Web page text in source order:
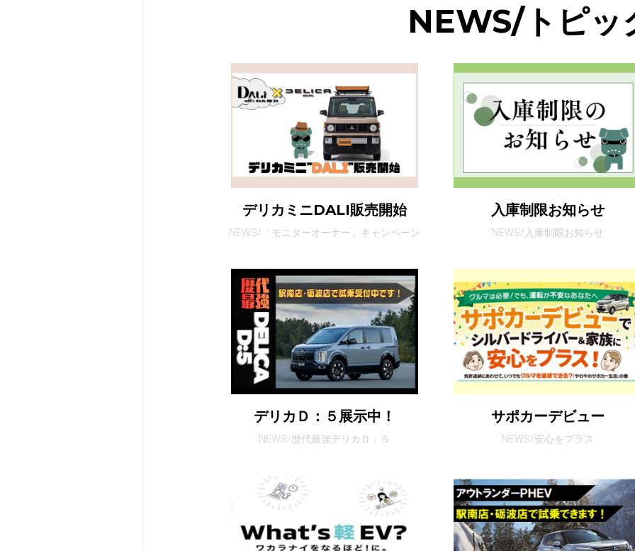
NEWS/トピッ
デリカミニDALI販売開始
NEWS/「モニターオーナー」キャンペーン
入庫制限お知らせ
NEWS/入庫制限お知らせ
デリカＤ：５展示中！
NEWS/歴代最強デリカＤ：５
サポカーデビュー
NEWS/安心をプラス